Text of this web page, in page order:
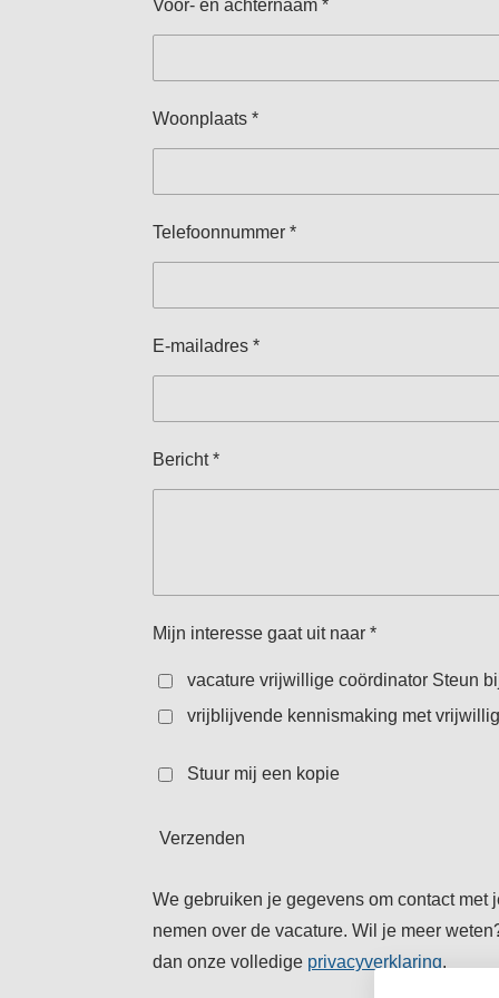
Voor- en achternaam *
Woonplaats *
Telefoonnummer *
E-mailadres *
Bericht *
Mijn interesse gaat uit naar *
vacature vrijwillige coördinator Steun
vrijblijvende kennismaking met
Stuur mij een kopie
Verzenden
We gebruiken je gegevens om contact met
nemen over de vacature. Wil je meer
dan onze volledige privacyverklaring.